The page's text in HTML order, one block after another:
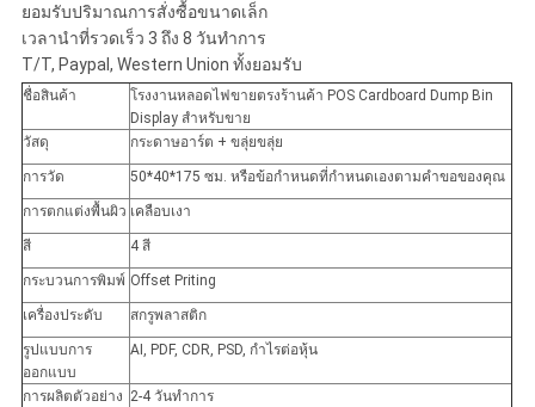
ยอมรับปริมาณการสั่งซื้อขนาดเล็ก
เวลานำที่รวดเร็ว 3 ถึง 8 วันทำการ
T/T, Paypal, Western Union ทั้งยอมรับ
ชื่อสินค้า
โรงงานหลอดไฟขายตรงร้านค้า POS Cardboard Dump Bin
Display สำหรับขาย
วัสดุ
กระดาษอาร์ต + ขลุ่ยขลุ่ย
การวัด 50*40*175 ซม. หรือข้อกำหนดที่กำหนดเองตามคำขอของคุณ
การตกแต่งพื้นผิว เคลือบเงา
สี 4 สี
กระบวนการพิมพ์ Offset Priting
เครื่องประดับ สกรูพลาสติก
รูปแบบการ
ออกแบบ
AI, PDF, CDR, PSD, กำไรต่อหุ้น
การผลิตตัวอย่าง 2-4 วันทำการ